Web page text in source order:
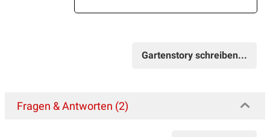
Gartenstory schreiben...
Fragen & Antworten (2)